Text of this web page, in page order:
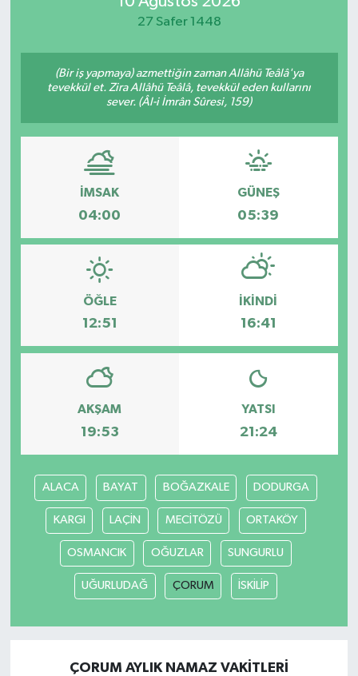
27 Safer 1448
(Bir iş yapmaya) azmettiğin zaman Allâhü Teâlâ'ya
tevekkül et. Zira Allâhü Teâlâ, tevekkül eden kullarını
sever. (Âl-i İmrân Sûresi, 159)
İMSAK
04:00
GÜNEŞ
05:39
ÖĞLE
12:51
İKINDI
16:41
AKŞAM
19:53
YATSI
21:24
ALACA BAYAT BOĞAZKALE DODURGA
KARGI LAÇİN MECİTÖZÜ ORTAKÖY
OSMANCIK OĞUZLAR SUNGURLU
UĞURLUDAĞ ÇORUM İSKİLİP
ÇORUM AYLIK NAMAZ VAKITLERI
Sağlık
Yaşam
İletişim